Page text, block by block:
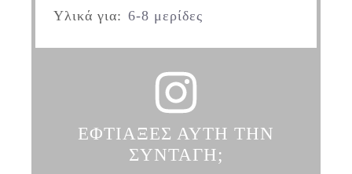
Υλικά για: 6-8 μερίδες
ΕΦΤΙΑΞΕΣ ΑΥΤΗ ΤΗΝ
ΣΥΝΤΑΓΗ;